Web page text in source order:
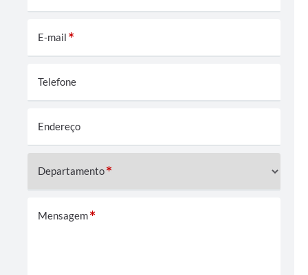
E-mail
Telefone
Endereço
Departamento
Mensagem